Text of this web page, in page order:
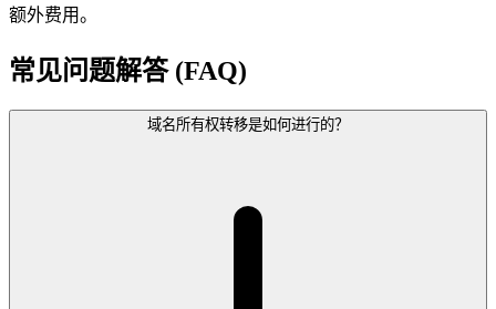
额外费用。
常见问题解答 (FAQ)
域名所有权转移是如何进行的？